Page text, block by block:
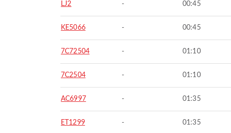
LJ2 - 00:45
KE5066 - 00:45
7C72504 - 01:10
7C2504 - 01:10
AC6997 - 01:35
ET1299 - 01:35